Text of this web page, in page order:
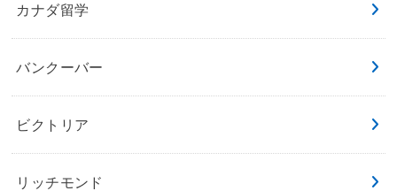
カナダ留学
バンクーバー
ビクトリア
リッチモンド